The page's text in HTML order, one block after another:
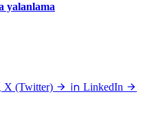
yalanlama
X (Twitter)
LinkedIn